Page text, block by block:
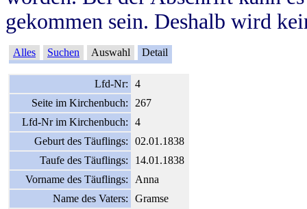
gekommen sein. Deshalb wird
Alles Suchen Auswahl Detail
Lfd-Nr:
4
Seite im Kirchenbuch:
267
Lfd-Nr im Kirchenbuch:
4
Geburt des Täuflings:
02.01.1838
Taufe des Täuflings:
14.01.1838
Vorname des Täuflings:
Anna
Name des Vaters:
Gramse